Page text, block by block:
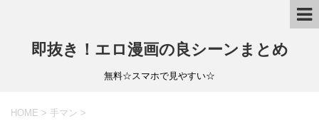
即抜き！エロ漫画の良シーンまとめ
無料☆スマホで見やすい☆
HOME > 手マン >